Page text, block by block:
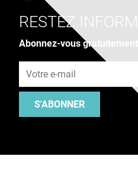
RESTEZ
Abonnez-vous
S'ABONNER